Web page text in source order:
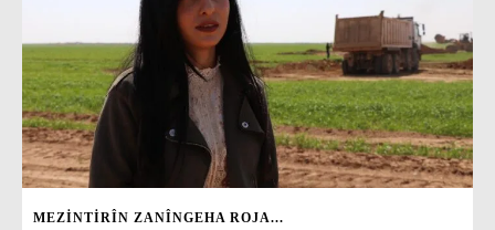
MEZINTIRÎN ZANÎNGEHA ROJA...